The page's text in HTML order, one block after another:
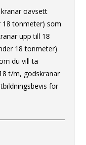
oavsett
18 tonmeter) som
upp till 18
18 tonmeter)
du vill ta
t/m, godskranar
för